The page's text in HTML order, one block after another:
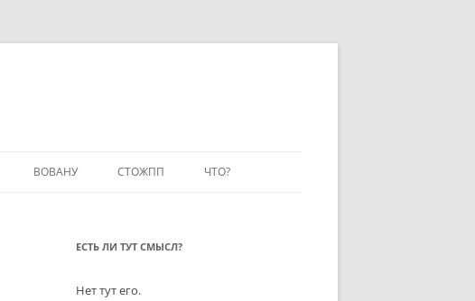
ВОВАНУ СТОЖПП ЧТО?
ЕСТЬ ЛИ ТУТ СМЫСЛ?
Нет тут его.